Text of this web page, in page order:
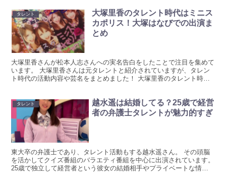
タレント
大塚里香のタレント時代はミニス
カポリス！大塚はなびでの出演ま
とめ
大塚里香さんが松本人志さんへの実名告白をしたことで注目を集めて
います。 大塚里香さんは元タレントと紹介されていますが、タレン
ト時代の活動内容や芸名をまとめました！ 大塚里香のタレント時代
タレント
越水遥は結婚してる？25歳で経営
者の弁護士タレントが魅力的すぎ
東大卒の弁護士であり、タレント活動もする越水遥さん。 その頭脳
を活かしてクイズ番組のバラエティ番組を中心に出演されています。
25歳で独立して経営者という彼女の結婚相手やプライベートな情報